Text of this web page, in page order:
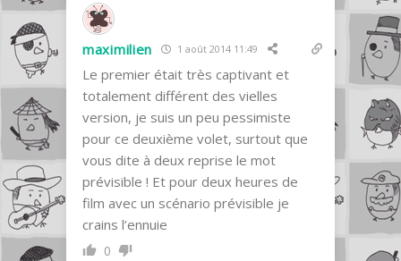
maximilien 1 août 2014 11:49
Le premier était très captivant et
totalement différent des vielles
version, je suis un peu pessimiste
pour ce deuxième volet, surtout que
vous dite à deux reprise le mot
prévisible ! Et pour deux heures de
film avec un scénario prévisible je
crains l’ennuie
0